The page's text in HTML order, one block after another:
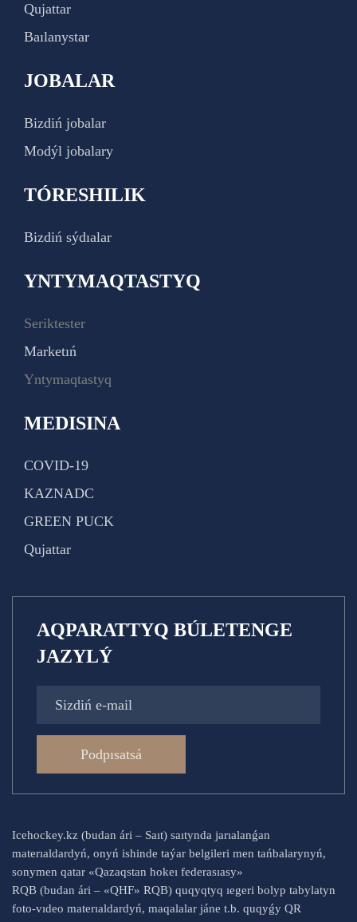
Qujattar
Baılanystar
JOBALAR
Bizdiń jobalar
Modýl jobalary
TÓRESHILIK
Bizdiń sýdıalar
YNTYMAQTASTYQ
Seriktester
Marketıń
Yntymaqtastyq
MEDISINA
COVID-19
KAZNADC
GREEN PUCK
Qujattar
AQPARATTYQ BÚLETENGE
JAZYLÝ
Podpısatsá
Icehockey.kz (budan ári – Saıt) saıtynda jarıalanǵan
materıaldardyń, onyń ishinde taýar belgileri men tańbalarynyń,
sonymen qatar «Qazaqstan hokeı federasıasy»
RQB (budan ári – «QHF» RQB) quqyqtyq ıegeri bolyp tabylatyn
foto-vıdeo materıaldardyń, maqalalar jáne t.b. quqyǵy QR